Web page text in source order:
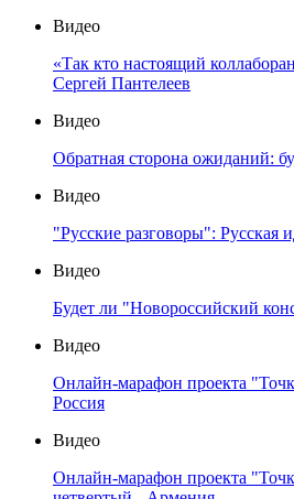
Видео
«Так кто настоящий
Сергей Пантелеев
Видео
Обратная сторона ожиданий:
Видео
"Русские разговоры": Русская
Видео
Будет ли "Новороссийский
Видео
Онлайн-марафон проекта
Россия
Видео
Онлайн-марафон проекта